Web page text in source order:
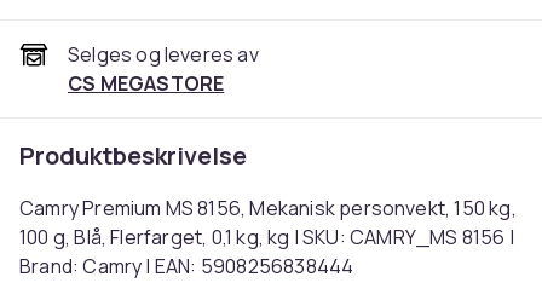
Selges og leveres av
CS MEGASTORE
Produktbeskrivelse
Camry Premium MS 8156, Mekanisk personvekt, 150 kg,
100 g, Blå, Flerfarget, 0,1 kg, kg | SKU: CAMRY_MS 8156 |
Brand: Camry | EAN: 5908256838444